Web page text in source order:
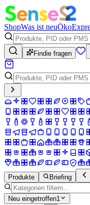
ShopWas ist neuÖko
Findie fragen
Produkte Briefing
Neu eingetroffen1